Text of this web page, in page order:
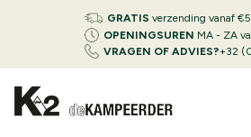
GRATIS verzending vanaf
OPENINGSUREN MA - ZA
VRAGEN OF ADVIES?+32